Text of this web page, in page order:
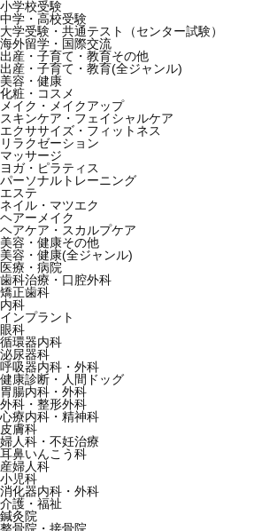
小学校受験
中学・高校受験
大学受験・共通テスト（センター試験）
海外留学・国際交流
出産・子育て・教育その他
出産・子育て・教育(全ジャンル)
美容・健康
化粧・コスメ
メイク・メイクアップ
スキンケア・フェイシャルケア
エクササイズ・フィットネス
リラクゼーション
マッサージ
ヨガ・ピラティス
パーソナルトレーニング
エステ
ネイル・マツエク
ヘアーメイク
ヘアケア・スカルプケア
美容・健康その他
美容・健康(全ジャンル)
医療・病院
歯科治療・口腔外科
矯正歯科
内科
インプラント
眼科
循環器内科
泌尿器科
呼吸器内科・外科
健康診断・人間ドッグ
胃腸内科・外科
外科・整形外科
心療内科・精神科
皮膚科
婦人科・不妊治療
耳鼻いんこう科
産婦人科
小児科
消化器内科・外科
介護・福祉
鍼灸院